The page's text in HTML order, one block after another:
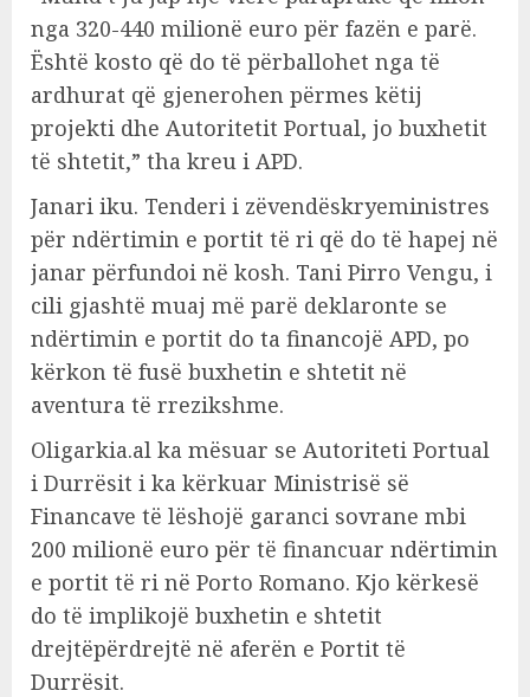
nga 320-440 milionë euro për fazën e parë.
Është kosto që do të përballohet nga të
ardhurat që gjenerohen përmes këtij
projekti dhe Autoritetit Portual, jo buxhetit
të shtetit,” tha kreu i APD.
Janari iku. Tenderi i zëvendëskryeministres
për ndërtimin e portit të ri që do të hapej në
janar përfundoi në kosh. Tani Pirro Vengu, i
cili gjashtë muaj më parë deklaronte se
ndërtimin e portit do ta financojë APD, po
kërkon të fusë buxhetin e shtetit në
aventura të rrezikshme.
Oligarkia.al ka mësuar se Autoriteti Portual
i Durrësit i ka kërkuar Ministrisë së
Financave të lëshojë garanci sovrane mbi
200 milionë euro për të financuar ndërtimin
e portit të ri në Porto Romano. Kjo kërkesë
do të implikojë buxhetin e shtetit
drejtëpërdrejtë në aferën e Portit të
Durrësit.